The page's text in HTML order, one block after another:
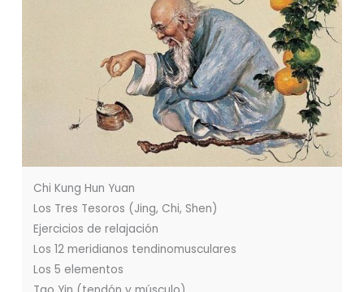
Chi Kung Hun Yuan
Los Tres Tesoros (Jing, Chi, Shen)
Ejercicios de relajación
Los 12 meridianos tendinomusculares
Los 5 elementos